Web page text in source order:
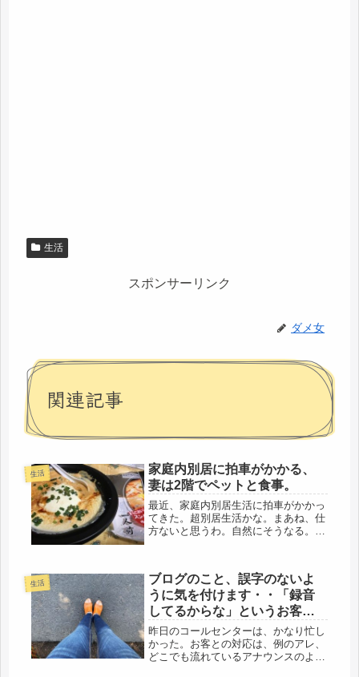
生活
スポンサーリンク
ダメ女
関連記事
生活
家庭内別居に拍車がかかる、
妻は2階でペットと食事。
最近、家庭内別居生活に拍車がかかっ
てきた。超別居生活かな。まあね、仕
方ないと思うわ。自然にそうなる。現
れがまた難解。お昼のお弁当は、夕方
４時から５時頃に食べる。だけど、
お...
生活
ブログのこと、誤字のないよ
うに気を付けます・・「録音
してるからな」というお客サ
マ、
昨日のコールセンターは、かなり忙し
かった。お客との対応は、例のアレ、
どこでも流れているアナウンスのよう